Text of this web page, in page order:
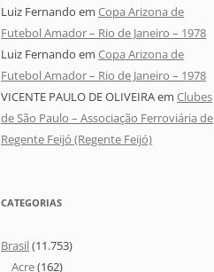
Luiz Fernando em Copa Arizona de
Futebol Amador – Rio de Janeiro – 1978
Luiz Fernando em Copa Arizona de
Futebol Amador – Rio de Janeiro – 1978
VICENTE PAULO DE OLIVEIRAem Clubes
de São Paulo – Associação Ferroviária de
Regente Feijó (Regente Feijó)
CATEGORIAS
Brasil(11.753)
Acre(162)